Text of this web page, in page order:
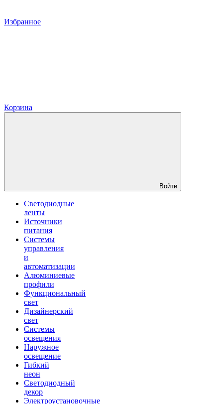
Избранное
Корзина
Войти
Светодиодные
ленты
Источники
питания
Системы
управления
и
автоматизации
Алюминиевые
профили
Функциональный
свет
Дизайнерский
свет
Системы
освещения
Наружное
освещение
Гибкий
неон
Светодиодный
декор
Электроустановочные